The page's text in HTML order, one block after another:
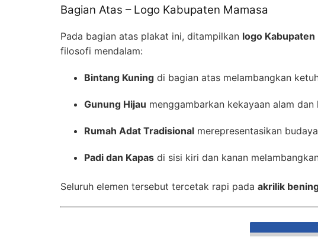
Bagian Atas – Logo Kabupaten Mamasa
Pada bagian atas plakat ini, ditampilkan logo Kabupaten
filosofi mendalam:
Bintang Kuning di bagian atas melambangkan
Gunung Hijau menggambarkan kekayaan alam
Rumah Adat Tradisional merepresentasikan
Padi dan Kapas di sisi kiri dan kanan
Seluruh elemen tersebut tercetak rapi pada akrilik